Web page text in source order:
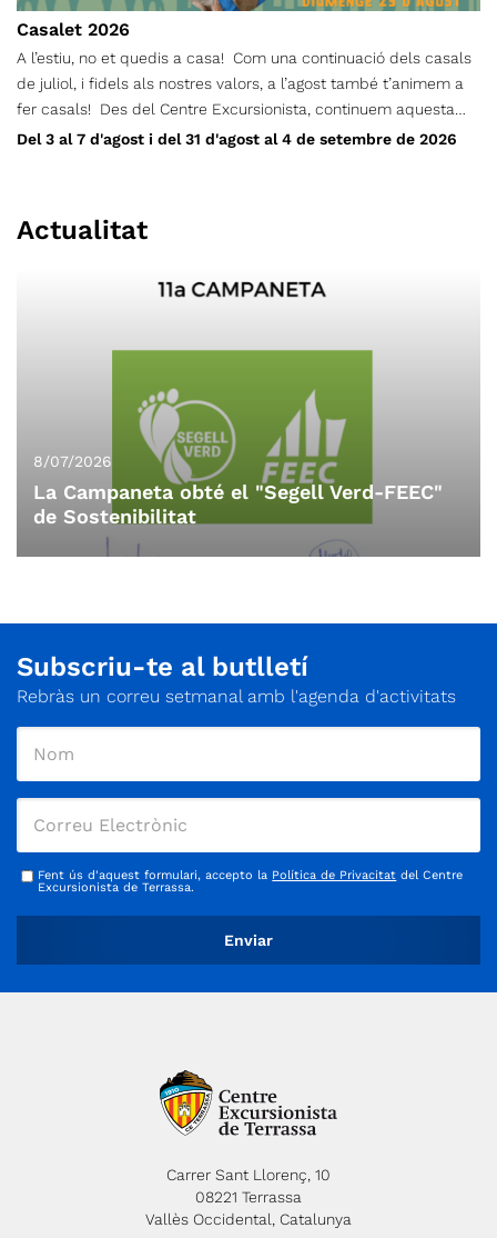
Casalet 2026
A l’estiu, no et quedis a casa! Com una continuació dels casals
de juliol, i fidels als nostres valors, a l’agost també t’animem a
fer casals! Des del Centre Excursionista, continuem aquesta
proposta perquè donem importància a què els infants, durant
setembre funcionarà per setmanes separades, i cada infant s’hi
terme alternant els espais del CET i zones verdes de Terrassa.
Del 3 al 7 d'agost i del 31 d'agost al 4 de setembre de 2026
Actualitat
8/07/2026
La Campaneta obté el "Segell Verd-FEEC"
de Sostenibilitat
Subscriu-te al butlletí
Rebràs un correu setmanal amb l'agenda d'activitats
Fent ús d'aquest formulari, accepto la Política de Privacitat del Centre
Excursionista de Terrassa.
Carrer Sant Llorenç, 10
08221 Terrassa
Vallès Occidental, Catalunya